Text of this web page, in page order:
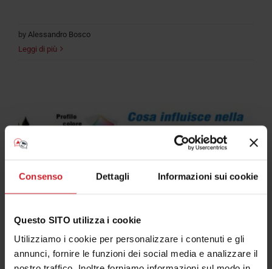
Consenso Dettagli Informazioni sui cookie
Questo SITO utilizza i cookie
Utilizziamo i cookie per personalizzare i contenuti e gli
annunci, fornire le funzioni dei social media e analizzare il
by Alessandro Bosco
Leggi di più